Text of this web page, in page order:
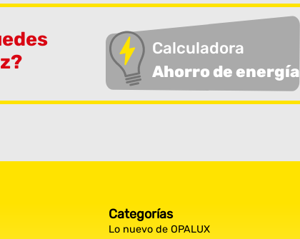
Calculadora
Ahorro de energía
Categorías
Lo nuevo de OPALUX